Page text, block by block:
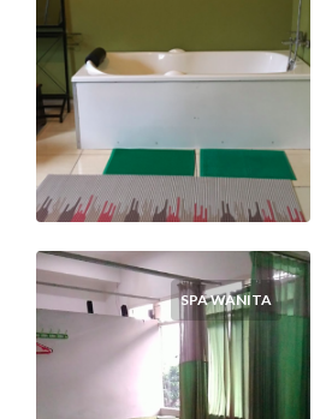
SPA WANITA